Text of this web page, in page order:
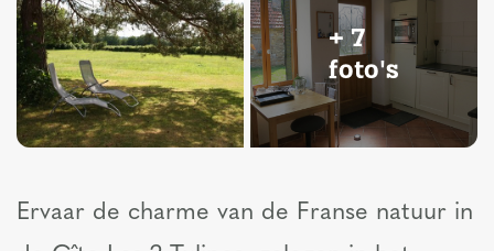
+ 7
foto's
Ervaar de charme van de Franse natuur in